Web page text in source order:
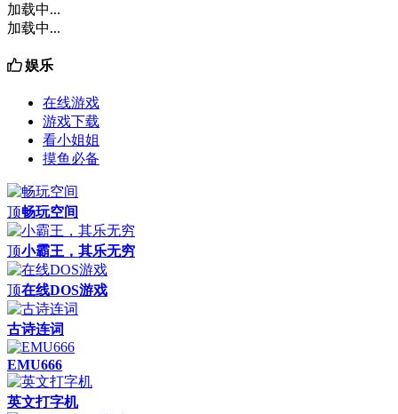
加载中...
加载中...
娱乐
在线游戏
游戏下载
看小姐姐
摸鱼必备
顶畅玩空间
顶小霸王，其乐无穷
顶在线DOS游戏
古诗连词
EMU666
英文打字机